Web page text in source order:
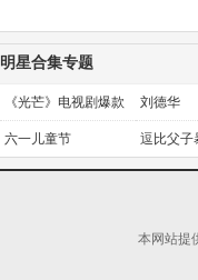
明星合集专题
《光芒》电视剧爆款
预定！
刘德华
六一儿童节 逗比父子
本网站提